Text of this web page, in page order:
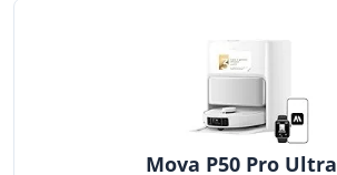
Mova P50 Pro Ultra